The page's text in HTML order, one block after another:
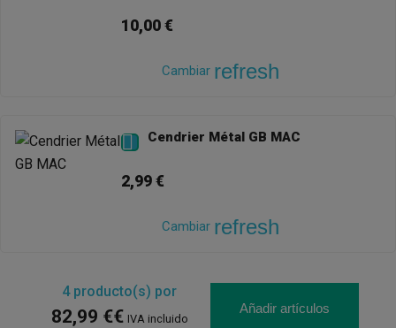
10,00 €
Cambiar refresh
 Cendrier Métal GB MAC
2,99 €
Cambiar refresh
4producto(s) por
82,99 €€ IVA incluido
Añadir artículos